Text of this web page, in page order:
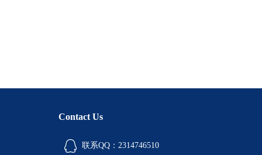
Contact Us
联系QQ：2314746510